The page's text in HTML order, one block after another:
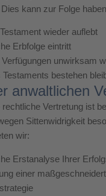
kann zur Folge
wieder auflebt
Erbfolge eintritt
unwirksam
bestehen
anwaltlichen
Vertretung ist
Sittenwidrigkeit
wir:
Erstanalyse Ihrer
einer